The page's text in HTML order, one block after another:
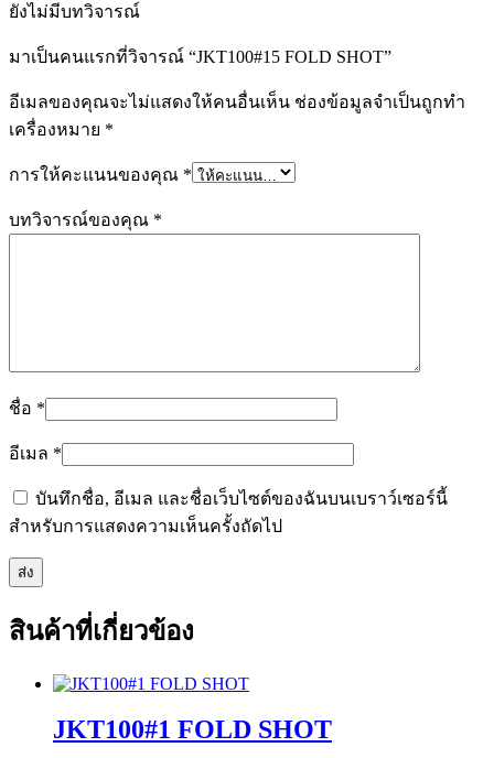
ยังไม่มีบทวิจารณ์
มาเป็นคนแรกที่วิจารณ์ “JKT100#15 FOLD SHOT”
อีเมลของคุณจะไม่แสดงให้คนอื่นเห็น ช่องข้อมูลจำเป็นถูกทำ
เครื่องหมาย *
การให้คะแนนของคุณ *
บทวิจารณ์ของคุณ *
ชื่อ *
อีเมล *
บันทึกชื่อ, อีเมล และชื่อเว็บไซต์ของฉันบนเบราว์เซอร์นี้
สำหรับการแสดงความเห็นครั้งถัดไป
สินค้าที่เกี่ยวข้อง
JKT100#1 FOLD SHOT